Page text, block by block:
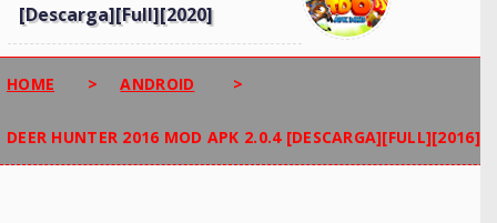
[Descarga][Full][2020]
HOME > ANDROID >
DEER HUNTER 2016 MOD APK 2.0.4 [DESCARGA][FULL][2016]